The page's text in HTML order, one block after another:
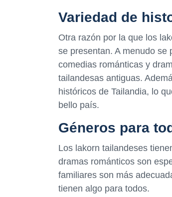
Variedad de
Otra razón por la que los
se presentan. A menudo se
comedias románticas y
tailandesas antiguas.
históricos de Tailandia, lo
bello país.
Géneros para
Los lakorn tailandeses
dramas románticos son
familiares son más
tienen algo para todos.